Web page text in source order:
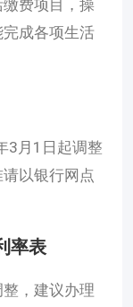
费项目，操
成各项生活
3月1日起调整
以银行网点
率表
，建议办理